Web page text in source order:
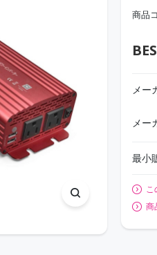
商品
メー
メー
最小
こ
商